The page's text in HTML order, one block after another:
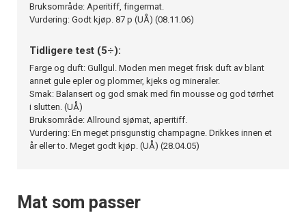
Bruksområde: Aperitiff, fingermat.
Vurdering: Godt kjøp. 87 p (UÅ) (08.11.06)
Tidligere test (5÷):
Farge og duft: Gullgul. Moden men meget frisk duft av blant
annet gule epler og plommer, kjeks og mineraler.
Smak: Balansert og god smak med fin mousse og god tørrhet
i slutten. (UÅ)
Bruksområde: Allround sjømat, aperitiff.
Vurdering: En meget prisgunstig champagne. Drikkes innen et
år eller to. Meget godt kjøp. (UÅ) (28.04.05)
Mat som passer